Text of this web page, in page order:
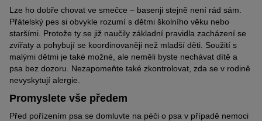
Lze ho dobře chovat ve smečce – basenji stejně není rád sám.
Přátelský pes si obvykle rozumí s dětmi školního věku nebo
staršími. Protože ty se již naučily základní pravidla zacházení se
zvířaty a pohybují se koordinovaněji než mladší děti. Soužití s
malými dětmi je také možné, ale neměli byste nechávat dítě a
psa bez dozoru. Nezapomeňte také zkontrolovat, zda se v rodině
nevyskytují alergie.
Promyslete vše předem
Před pořízením psa se domluvte na péči o psa v případě nemoci